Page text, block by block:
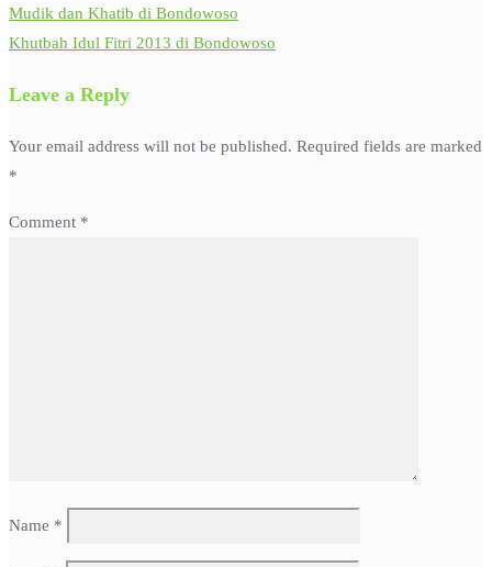
Mudik dan Khatib di Bondowoso
Khutbah Idul Fitri 2013 di Bondowoso
Leave a Reply
Your email address will not be published. Required fields are marked
*
Comment *
Name *